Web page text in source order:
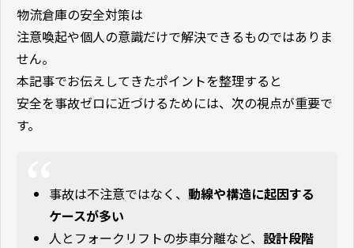
物流倉庫の安全対策は
注意喚起や個人の意識だけで解決できるものではありま
せん。
本記事でお伝えしてきたポイントを整理すると
安全を事故ゼロに近づけるためには、次の視点が重要で
す。
事故は不注意ではなく、 動線や構造に起因する
ケースが多い
人とフォークリフトの歩車分離など、 設計段階